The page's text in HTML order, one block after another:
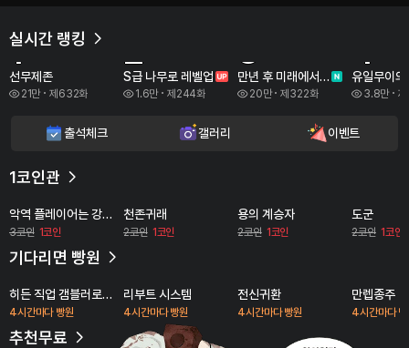
실시간 랭킹
1
선무제존
21만 제632화
2
S급 나무로 레벨업
1.6만 제244화
3
만년 후 미래에서 레벨업
20만 제322화
4
3.8만
출석체크 갤러리 이벤트
1코인관
악역 플레이어는 강해지고 싶다
3코인 1코인
천존귀래
2코인 1코인
용의 계승자
2코인 1코인
도군
2코인 1코인
기다리면 빵원
히든 직업 갬블러로 인생 역전
4시간마다 빵원
리부트 시스템
4시간마다 빵원
전신귀환
4시간마다 빵원
만렙종주
4시간마다 빵
추천무료